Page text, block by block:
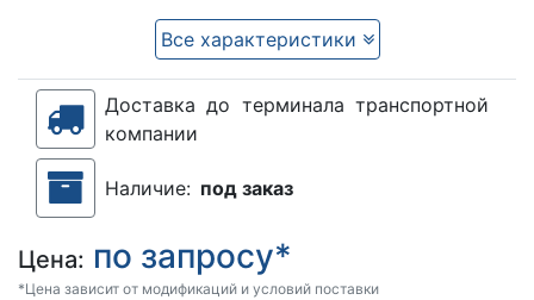
Все характеристики
Доставка до терминала транспортной
компании
Наличие: под заказ
Цена: по запросу*
*Цена зависит от модификаций и условий поставки